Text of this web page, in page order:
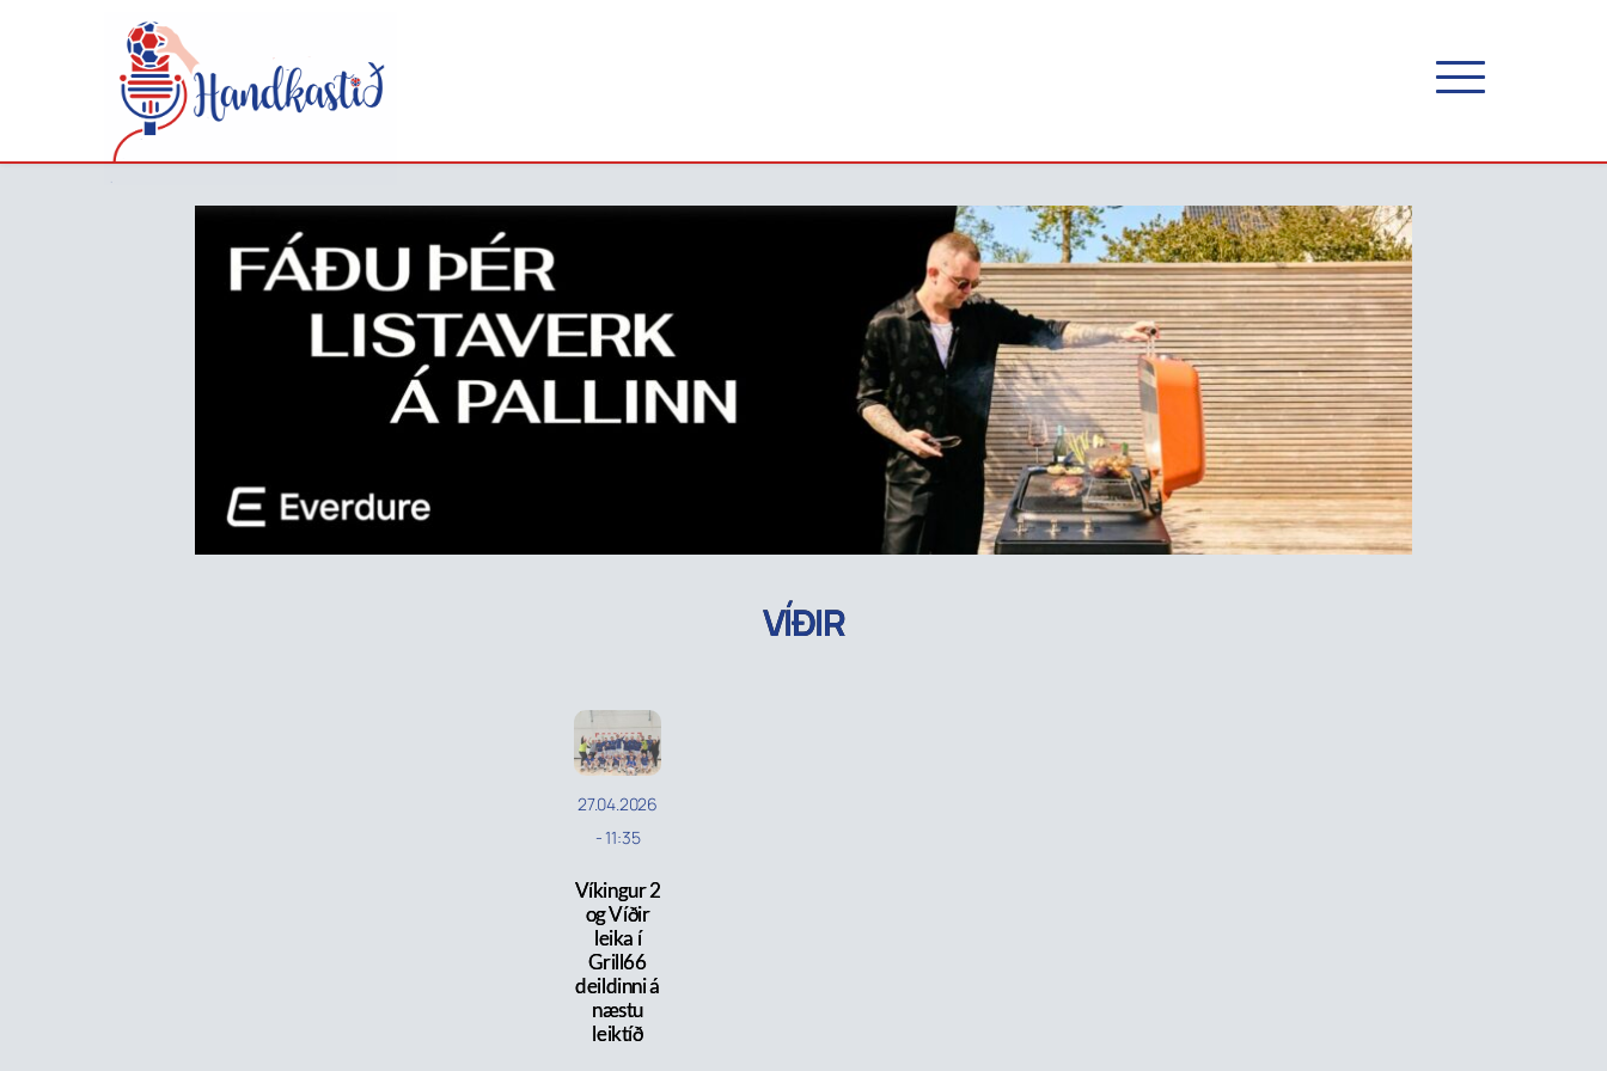
VÍÐIR
27.04.2026
-11:35
Víkingur 2
og Víðir
leika í
Grill66
deildinni á
næstu
leiktíð